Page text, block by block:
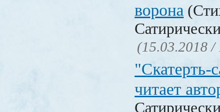
ворона
(15.03.2018 /
"Скатерть-
читает